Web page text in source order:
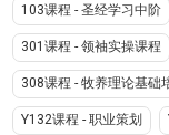
103课程 - 圣经学习中阶
301课程 - 领袖实操课程
308课程 - 牧养理论基础
Y132课程 - 职业策划